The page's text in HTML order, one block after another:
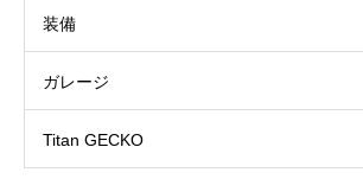
装備
ガレージ
Titan GECKO